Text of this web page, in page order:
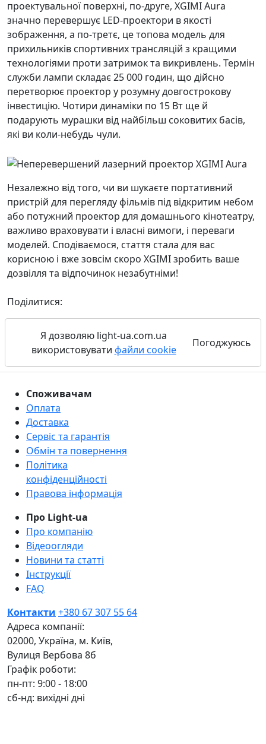
проектувальної поверхні, по-друге, XGIMI Aura
значно перевершує LED-проектори в якості
зображення, а по-третє, це топова модель для
прихильників спортивних трансляцій з кращими
технологіями проти затримок та викривлень. Термін
служби лампи складає 25 000 годин, що дійсно
перетворює проектор у розумну довгострокову
інвестицію. Чотири динаміки по 15 Вт ще й
подарують мурашки від найбільш соковитих басів,
які ви коли-небудь чули.
Незалежно від того, чи ви шукаєте портативний
пристрій для перегляду фільмів під відкритим небом
або потужний проектор для домашнього кінотеатру,
важливо враховувати і власні вимоги, і переваги
моделей. Сподіваємося, стаття стала для вас
корисною і вже зовсім скоро XGIMI зробить ваше
дозвілля та відпочинок незабутніми!
Поділитися:
Я дозволяю light-ua.com.ua
використовувати файли cookie
Погоджуюсь
Споживачам
Оплата
Доставка
Сервіс та гарантія
Обмін та повернення
Політика
конфіденційності
Правова інформація
Про Light-ua
Про компанію
Відеоогляди
Новини та статті
Інструкції
FAQ
Контакти +380 67 307 55 64
Адреса компанії:
02000, Україна, м. Київ,
Вулиця Вербова 8б
Графік роботи:
пн-пт: 9:00 - 18:00
сб-нд: вихідні дні